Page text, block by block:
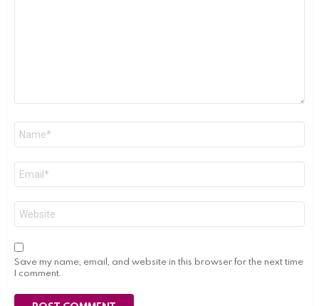
Name
Email
Website
Save my name, email, and website in this browser for the next time
I comment.